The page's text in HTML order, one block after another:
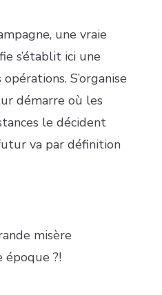
une vraie
s’établit ici une
S’organise
démarre où les
le décident
va par définition
misère
?!